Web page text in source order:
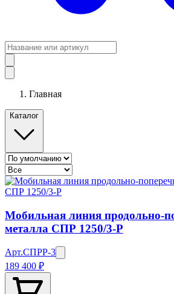
Главная
Каталог
Мобильная линия продольно-
металла СПР 1250/3-Р
Арт.СПРР-3
189 400 ₽